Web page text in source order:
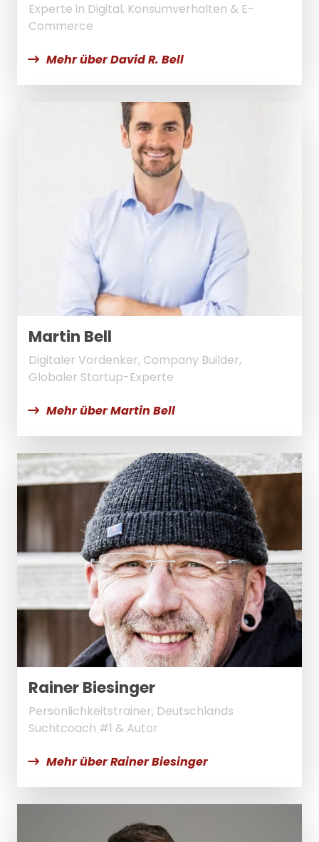
Experte in Digital, Konsumverhalten & E-
Commerce
Mehr über David R. Bell
Martin Bell
Digitaler Vordenker, Company Builder,
Globaler Startup-Experte
Mehr über Martin Bell
Rainer Biesinger
Persönlichkeitstrainer, Deutschlands
Suchtcoach #1 & Autor
Mehr über Rainer Biesinger